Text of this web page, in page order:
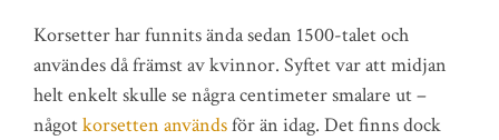
Korsetter har funnits ända sedan 1500-talet och
användes då främst av kvinnor. Syftet var att midjan
helt enkelt skulle se några centimeter smalare ut –
någotkorsetten användsför än idag. Det finns dock